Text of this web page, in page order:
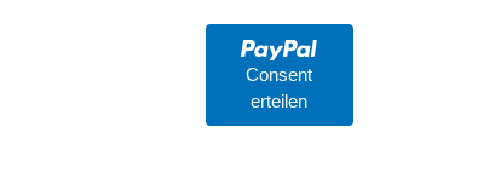
Consent
erteilen